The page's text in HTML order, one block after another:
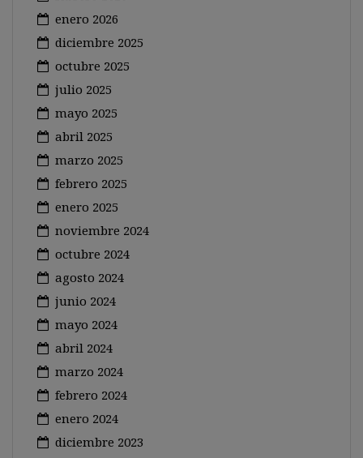
enero 2026
diciembre 2025
octubre 2025
julio 2025
mayo 2025
abril 2025
marzo 2025
febrero 2025
enero 2025
noviembre 2024
octubre 2024
agosto 2024
junio 2024
mayo 2024
abril 2024
marzo 2024
febrero 2024
enero 2024
diciembre 2023